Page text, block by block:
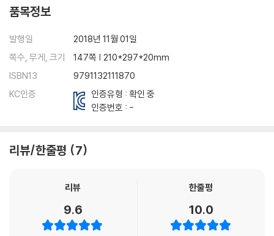
I Read to Review: My Habitats Book
Chapter 4 Review and Test Preparation
Careers in Science
품목정보
발행일
2018년 11월 01일
쪽수, 무게, 크기
147쪽 | 210*297*20mm
ISBN13
9791132111870
KC인증
인증유형 : 확인 중
인증번호 : -
리뷰/한줄평 7
리뷰
9.6
한줄평
10.0